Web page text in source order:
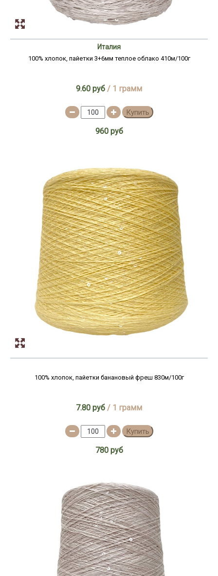
Италия
100% хлопок, пайетки 3+6мм теплое облако 410м/100г
9.60 руб / 1 грамм
Купить
960 руб
100% хлопок, пайетки банановый фреш 830м/100г
7.80 руб / 1 грамм
Купить
780 руб